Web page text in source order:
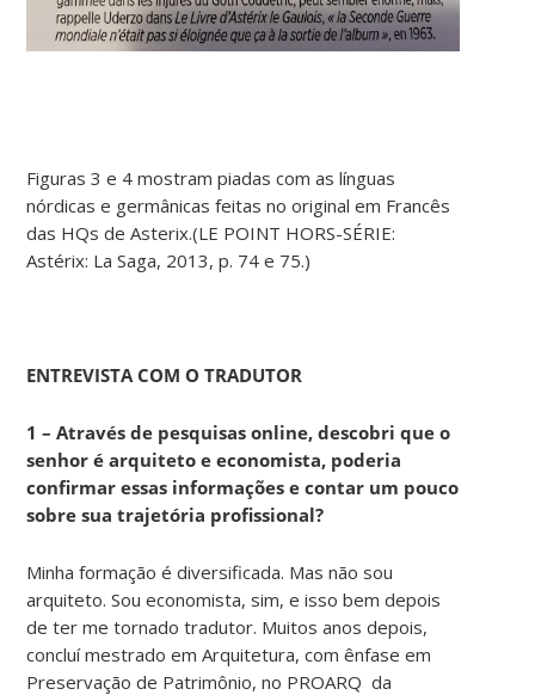
Figuras 3 e 4 mostram piadas com as línguas
nórdicas e germânicas feitas no original em Francês
das HQs de Asterix.(LE POINT HORS-SÉRIE:
Astérix: La Saga, 2013, p. 74 e 75.)
ENTREVISTA COM O TRADUTOR
1 – Através de pesquisas online, descobri que o
senhor é arquiteto e economista, poderia
confirmar essas informações e contar um pouco
sobre sua trajetória profissional?
Minha formação é diversificada. Mas não sou
arquiteto. Sou economista, sim, e isso bem depois
de ter me tornado tradutor. Muitos anos depois,
concluí mestrado em Arquitetura, com ênfase em
Preservação de Patrimônio, no PROARQ da